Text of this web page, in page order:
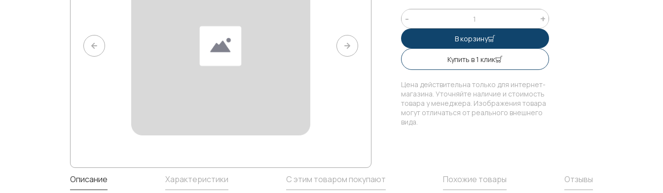
В корзину
Купить в 1 клик
Цена действительна только для интернет-
магазина. Уточняйте наличие и стоимость
товара у менеджера. Изображения товара
могут отличаться от реального внешнего
вида.
Описание Характеристики С этим товаром покупают Похожие товары Отзывы